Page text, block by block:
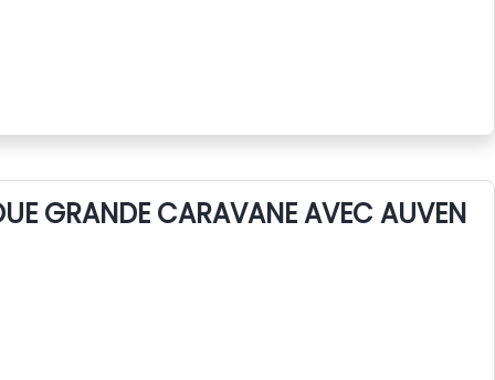
GRANDE CARAVANE AVEC AUVENT